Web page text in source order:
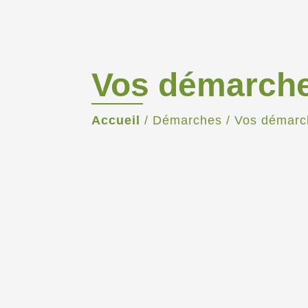
Vos
Accueil / Démarches / Vos